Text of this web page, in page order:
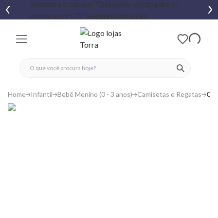
ver
fechar menu
fechar menu
favoritos
Home Infantil Bebê Menino (0 - 3 anos) Camisetas e Regatas